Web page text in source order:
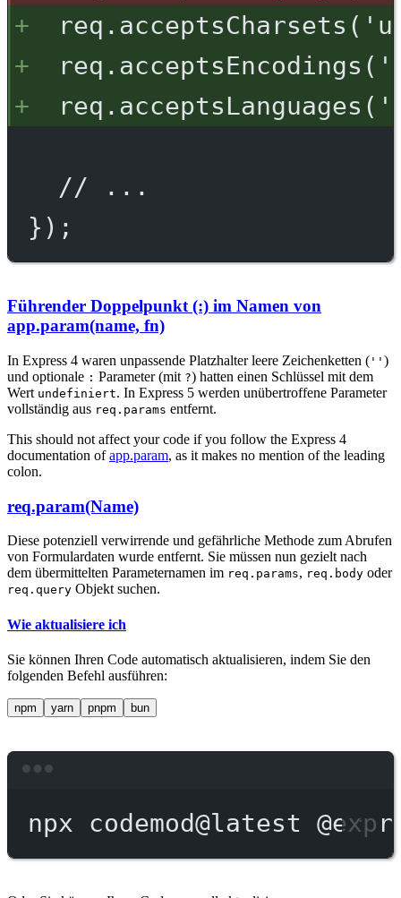
// ...
});
Führender Doppelpunkt (:) im Namen von
app.param(name, fn)
In Express 4 waren unpassende Platzhalter leere Zeichenketten ( '' )
und optionale : Parameter (mit ?) hatten einen Schlüssel mit dem
Wert undefiniert. In Express 5 werden unübertroffene Parameter
vollständig aus req.params entfernt.
This should not affect your code if you follow the Express 4
documentation ofapp.param, as it makes no mention of the leading
colon.
req.param(Name)
Diese potenziell verwirrende und gefährliche Methode zum Abrufen
von Formulardaten wurde entfernt. Sie müssen nun gezielt nach
dem übermittelten Parameternamen im req.params, req.body oder
req.query Objekt suchen.
Wie aktualisiere ich
Sie können Ihren Code automatisch aktualisieren, indem Sie den
folgenden Befehl ausführen:
npm yarn pnpm bun
npx codemod@latest